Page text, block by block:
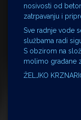
nosivosti od
zatrpavanju i
Sve radnje vode
službama radi
S obzirom na
molimo građane
ŽELJKO